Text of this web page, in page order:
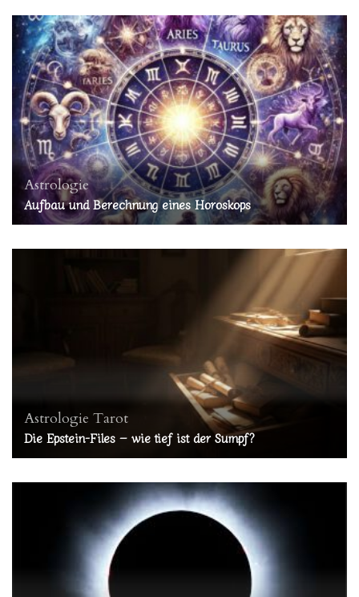
Astrologie
Aufbau und Berechnung eines Horoskops
Astrologie Tarot
Die Epstein-Files – wie tief ist der Sumpf?